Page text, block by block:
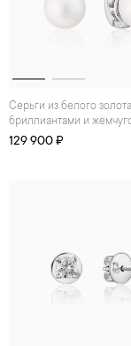
Серьги из белого золота с
бриллиантами и
129 900 ₽